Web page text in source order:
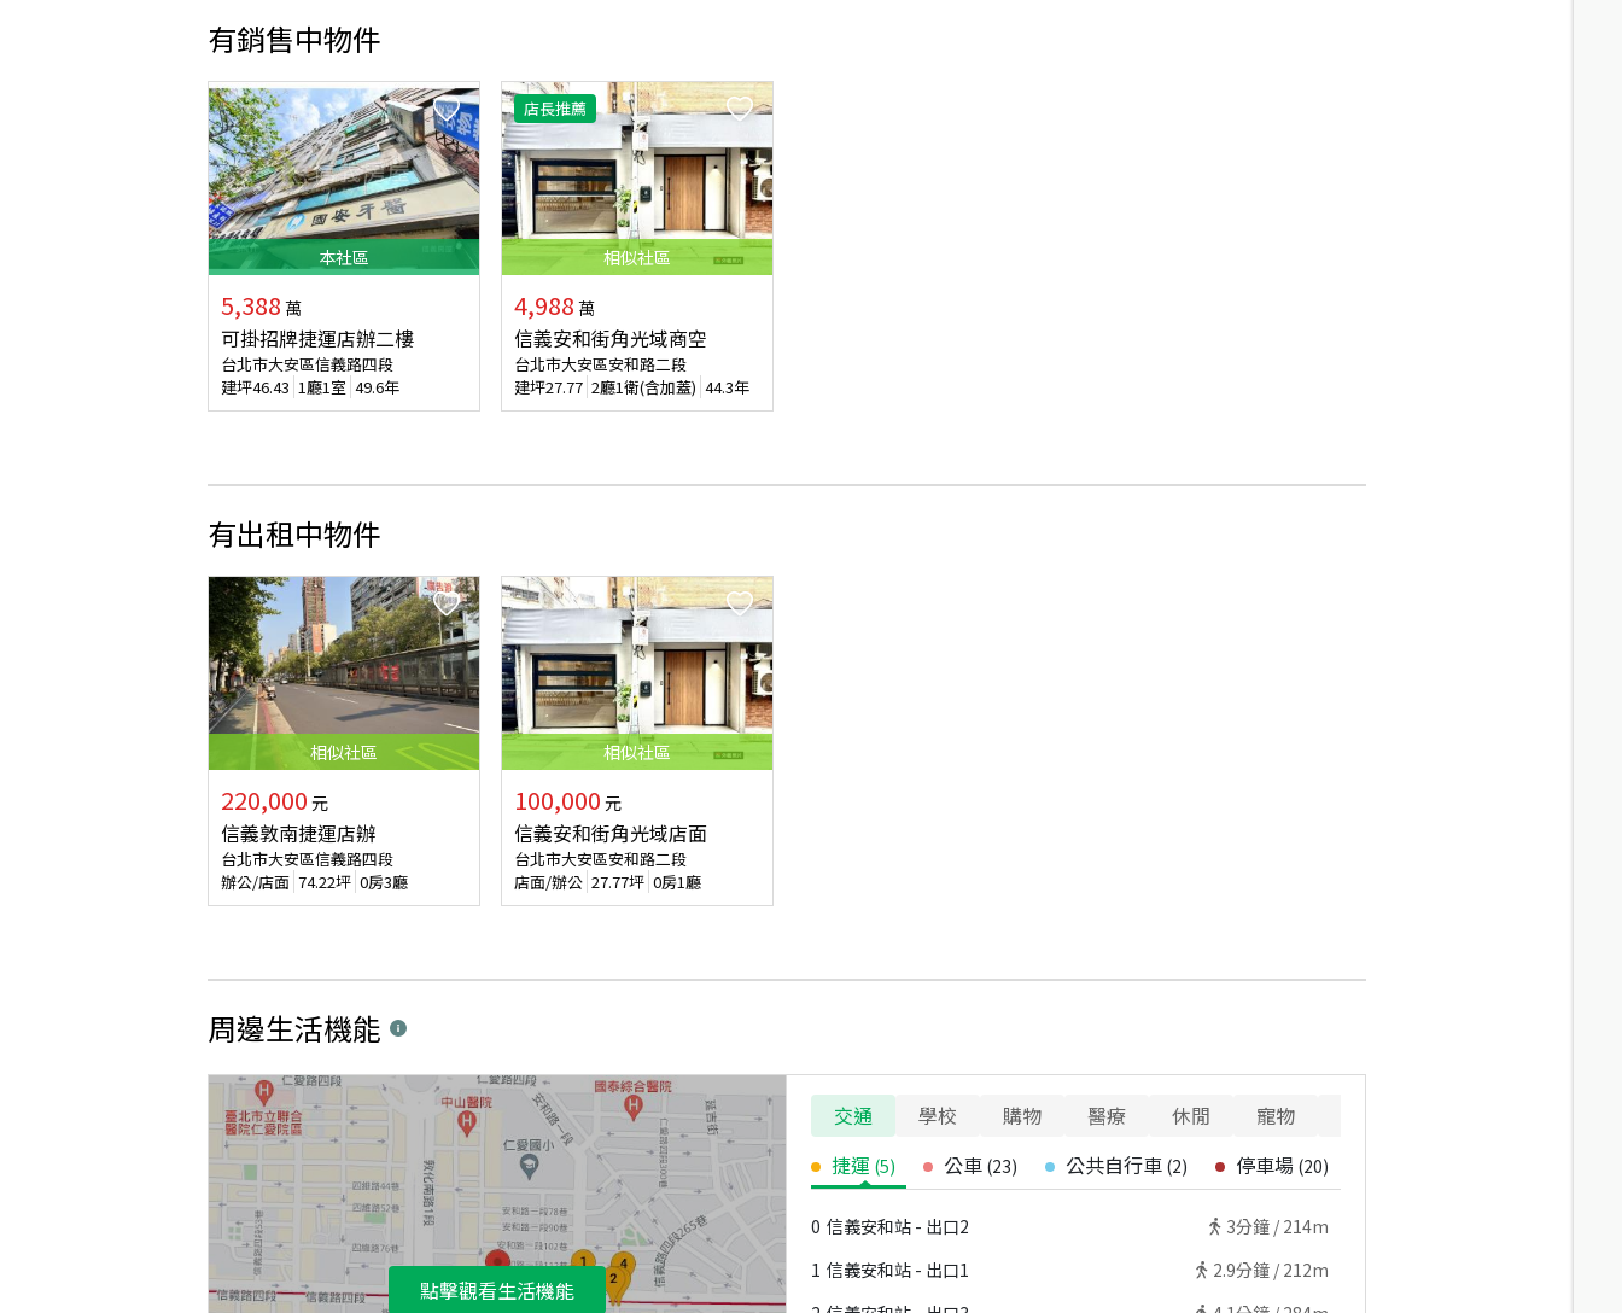
有銷售中物件
本社區
5,388 萬
可掛招牌捷運店辦二樓
台北市大安區信義路四段
建坪46.43 1廳1室 49.6年
店長推薦
相似社區
4,988 萬
信義安和街角光域商空
台北市大安區安和路二段
建坪27.77 2廳1衛(含加蓋) 44.3年
有出租中物件
相似社區
220,000 元
信義敦南捷運店辦
台北市大安區信義路四段
辦公/店面 74.22坪 0房3廳
相似社區
100,000 元
信義安和街角光域店面
台北市大安區安和路二段
店面/辦公 27.77坪 0房1廳
周邊生活機能
點擊觀看生活機能
交通 學校 購物 醫療 休閒 寵物
捷運 (5) 公車 (23) 公共自行車 (2) 停車場 (20)
0 信義安和站 - 出口2 3分鐘 / 214m
1 信義安和站 - 出口1 2.9分鐘 / 212m